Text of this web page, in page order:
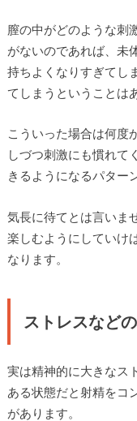
膣の中がどのような刺
がないのであれば、未
持ちよくなりすぎてし
てしまうということは
こういった場合は何度
しづつ刺激にも慣れて
きるようになるパター
気長に待てとは言いま
楽しむようにしていけ
なります。
ストレスなど
実は精神的に大きなス
ある状態だと射精をコ
があります。